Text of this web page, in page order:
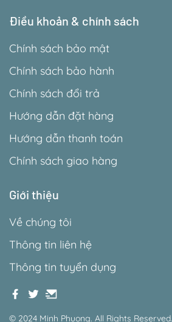
Điều khoản & chính sách
Chính sách bảo mật
Chính sách bảo hành
Chính sách đổi trả
Hướng dẫn đặt hàng
Hướng dẫn thanh toán
Chính sách giao hàng
Giới thiệu
Về chúng tôi
Thông tin liên hệ
Thông tin tuyển dụng
© 2024 Minh Phuong. All Rights Reserved.